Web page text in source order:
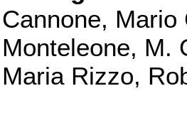
Cannone,
Monteleone, M.
Maria Rizzo,